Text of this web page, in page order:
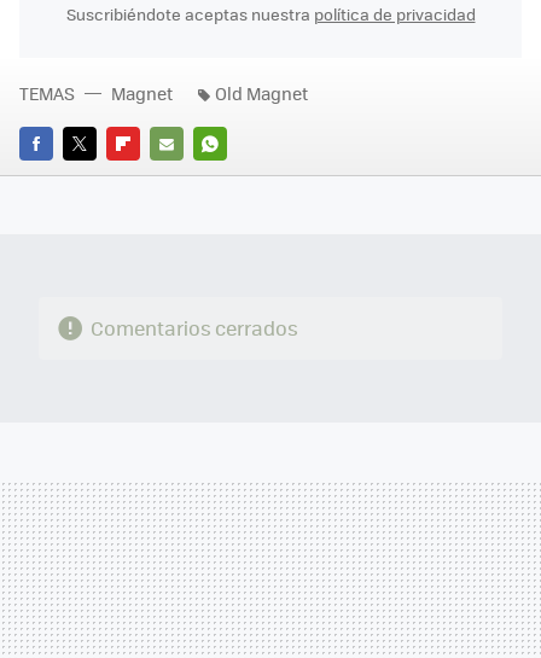
Suscribiéndote aceptas nuestra política de privacidad
FACEBOOK
TWITTERFLIPBOARD
E-
WHATSAPP
TEMAS Magnet Old Magnet
Comentarios cerrados